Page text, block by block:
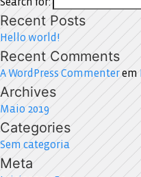
Search for:
Recent Posts
Hello world!
Recent Comments
A WordPress Commenterem
Archives
Maio 2019
Categories
Sem categoria
Meta